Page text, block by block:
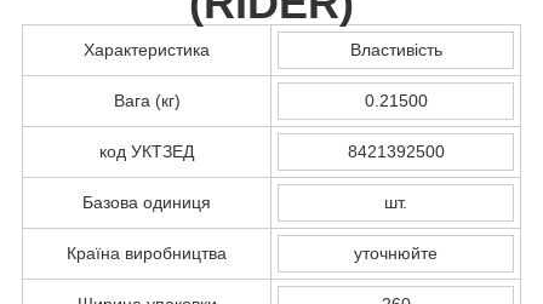
Характеристика Властивість
Вага (кг) 0.21500
код УКТЗЕД 8421392500
Базова одиниця шт.
Країна виробництва уточнюйте